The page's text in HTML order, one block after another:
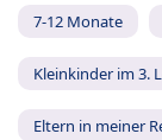
7-12 Monate
Kleinkinder im 3.
Eltern in meiner